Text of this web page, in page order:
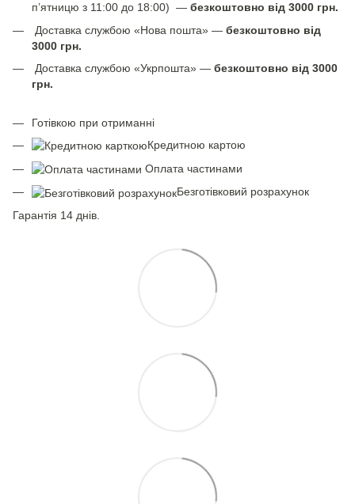
п’ятницю з 11:00 до 18:00) — безкоштовно від 3000 грн.
Доставка службою «Нова пошта» — безкоштовно від
3000 грн.
Доставка службою «Укрпошта» — безкоштовно від 3000
грн.
Готівкою при отриманні
Кредитною картою
Оплата частинами
Безготівковий розрахунок
Гарантія 14 днів.